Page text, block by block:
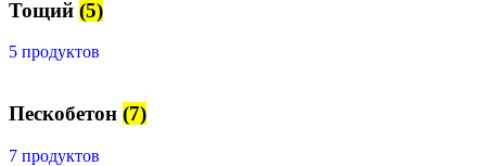
Тощий (5)
5 продуктов
Пескобетон (7)
7 продуктов